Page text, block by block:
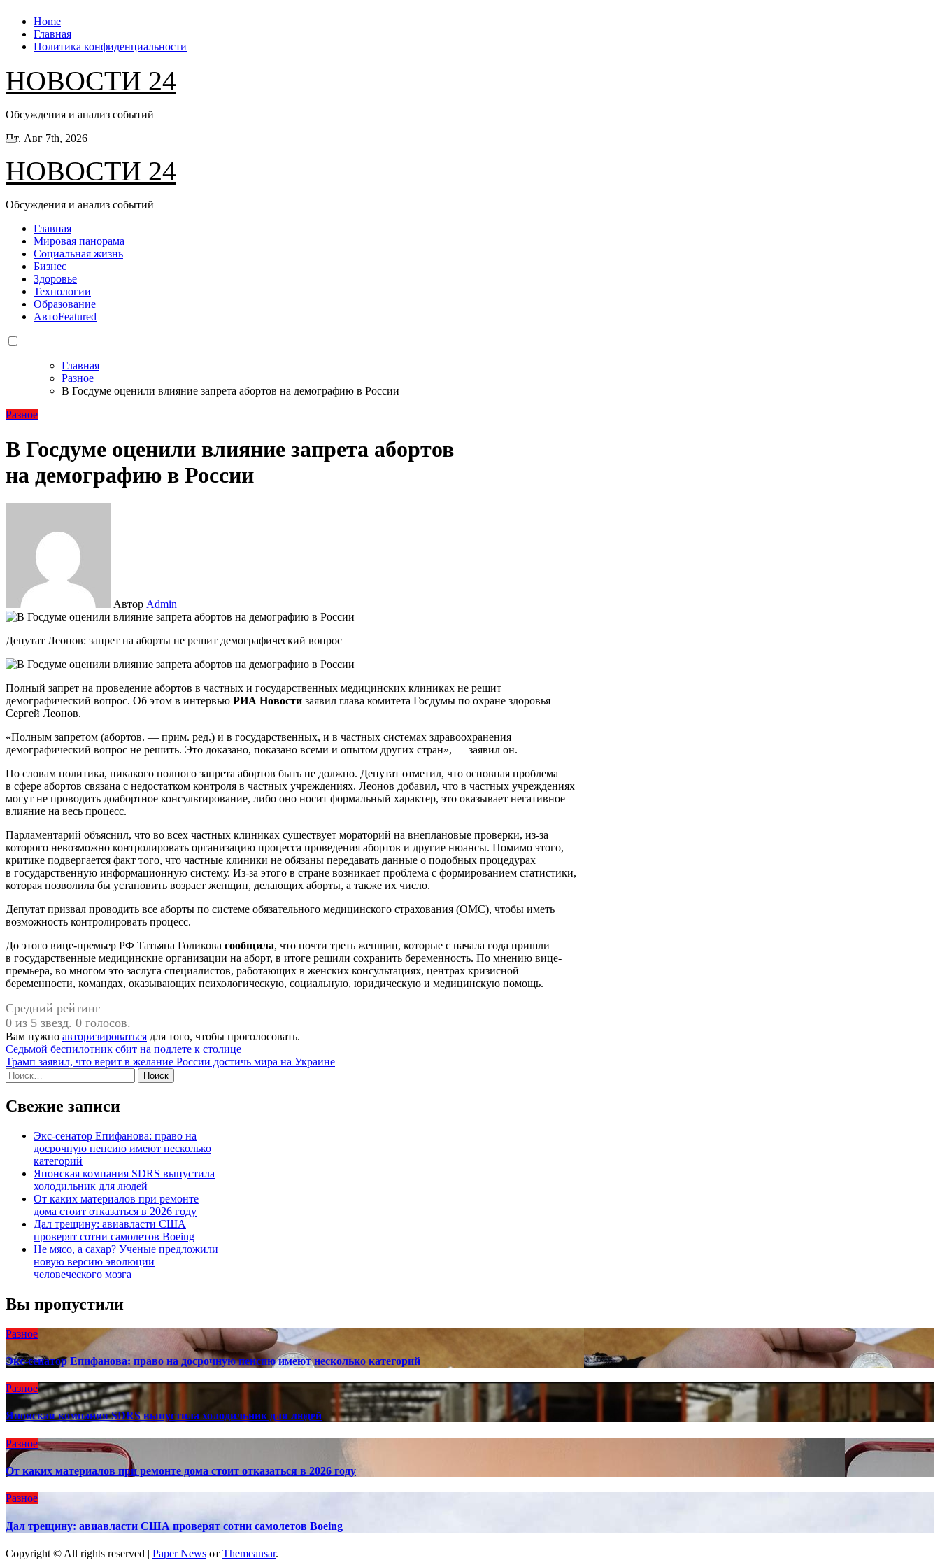
Перейти
содержанию
Home
Главная
Политика конфиденциальности
НОВОСТИ 24
Обсуждения и анализ событий
Пт. Авг 7th, 2026
НОВОСТИ 24
Обсуждения и анализ событий
Главная
Мировая панорама
Социальная жизнь
Бизнес
Здоровье
Технологии
Образование
АвтоFeatured
Главная
Разное
В Госдуме оценили влияние запрета абортов на демографию в России
Разное
В Госдуме оценили влияние запрета абортов
на демографию в России
Автор Admin
Депутат Леонов: запрет на аборты не решит демографический вопрос
Полный запрет на проведение абортов в частных и государственных медицинских клиниках не решит
демографический вопрос. Об этом в интервью РИА Новости заявил глава комитета Госдумы по охране здоровья
Сергей Леонов.
«Полным запретом (абортов. — прим. ред.) и в государственных, и в частных системах здравоохранения
демографический вопрос не решить. Это доказано, показано всеми и опытом других стран», — заявил он.
По словам политика, никакого полного запрета абортов быть не должно. Депутат отметил, что основная проблема
в сфере абортов связана с недостатком контроля в частных учреждениях. Леонов добавил, что в частных учреждениях
могут не проводить доабортное консультирование, либо оно носит формальный характер, это оказывает негативное
влияние на весь процесс.
Парламентарий объяснил, что во всех частных клиниках существует мораторий на внеплановые проверки, из-за
которого невозможно контролировать организацию процесса проведения абортов и другие нюансы. Помимо этого,
критике подвергается факт того, что частные клиники не обязаны передавать данные о подобных процедурах
в государственную информационную систему. Из-за этого в стране возникает проблема с формированием статистики,
которая позволила бы установить возраст женщин, делающих аборты, а также их число.
Депутат призвал проводить все аборты по системе обязательного медицинского страхования (ОМС), чтобы иметь
возможность контролировать процесс.
До этого вице-премьер РФ Татьяна Голикова сообщила, что почти треть женщин, которые с начала года пришли
в государственные медицинские организации на аборт, в итоге решили сохранить беременность. По мнению вице-
премьера, во многом это заслуга специалистов, работающих в женских консультациях, центрах кризисной
беременности, командах, оказывающих психологическую, социальную, юридическую и медицинскую помощь.
Средний рейтинг
0 из 5 звезд. 0 голосов.
Вам нужно авторизироваться для того, чтобы проголосовать.
Навигация
по
записям
Седьмой беспилотник сбит на подлете к столице
Трамп заявил, что верит в желание России достичь мира на Украине
Найти:
Свежие записи
Экс-сенатор Епифанова: право на
досрочную пенсию имеют несколько
категорий
Японская компания SDRS выпустила
холодильник для людей
От каких материалов при ремонте
дома стоит отказаться в 2026 году
Дал трещину: авиавласти США
проверят сотни самолетов Boeing
Не мясо, а сахар? Ученые предложили
новую версию эволюции
человеческого мозга
Вы пропустили
Разное
Экс-сенатор Епифанова: право на досрочную пенсию имеют несколько категорий
Разное
Японская компания SDRS выпустила холодильник для людей
Разное
От каких материалов при ремонте дома стоит отказаться в 2026 году
Разное
Дал трещину: авиавласти США проверят сотни самолетов Boeing
Copyright © All rights reserved | Paper News от Themeansar.